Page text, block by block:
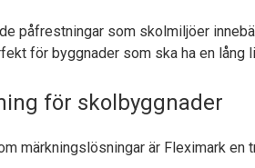
påfrestningar som skolmiljöer
för byggnader som ska ha en lång
för skolbyggnader
märkningslösningar är Fleximark